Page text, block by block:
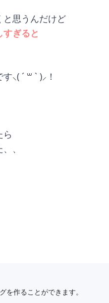
と思うんだけど
ぎると
´ ꒳ ` )⸝！
ら
、
作ることができます。